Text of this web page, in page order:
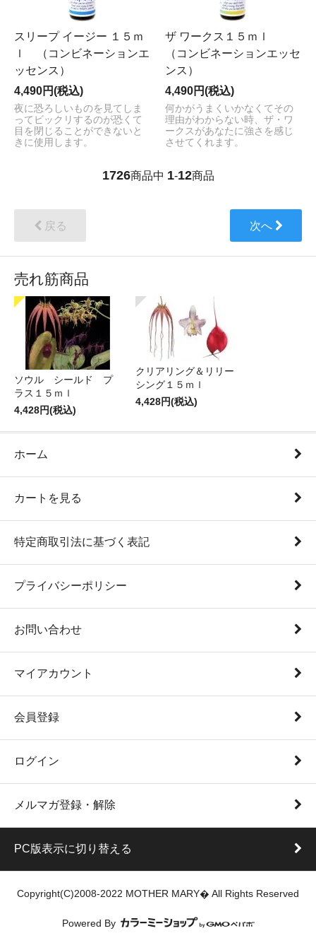
スリープ イージー １５ｍ
ｌ （コンビネーションエ
ッセンス）
4,490円(税込)
夜に恐ろしいものを見てしま
ってビックリするのが恐くて
目を閉じることができないと
きに使用します。
ザ ワークス１５ｍｌ
（コンビネーションエッセ
ンス）
4,490円(税込)
何かがうまくいかなくてその
理由がわからない時、ザ・ワ
ークスがあなたに強さを感じ
させてくれます。
1726商品中 1-12商品
戻る 次へ
売れ筋商品
ソウル シールド プ
ラス１５ｍｌ
4,428円(税込)
クリアリング＆リリー
シング１５ｍｌ
4,428円(税込)
ホーム
カートを見る
特定商取引法に基づく表記
プライバシーポリシー
お問い合わせ
マイアカウント
会員登録
ログイン
メルマガ登録・解除
PC版表示に切り替える
Copyright(C)2008-2022 MOTHER MARY� All Rights Reserved
Powered By